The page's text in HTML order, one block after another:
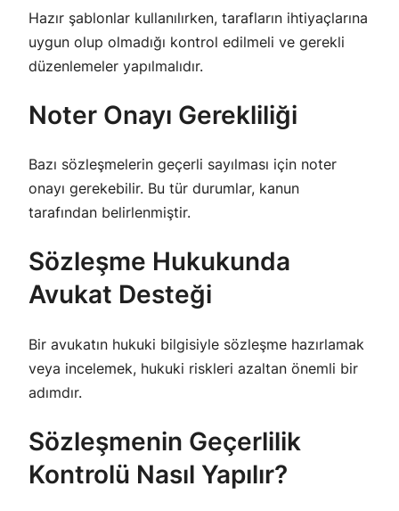
Hazır şablonlar kullanılırken, tarafların ihtiyaçlarına
uygun olup olmadığı kontrol edilmeli ve gerekli
düzenlemeler yapılmalıdır.
Noter Onayı Gerekliliği
Bazı sözleşmelerin geçerli sayılması için noter
onayı gerekebilir. Bu tür durumlar, kanun
tarafından belirlenmiştir.
Sözleşme Hukukunda
Avukat Desteği
Bir avukatın hukuki bilgisiyle sözleşme hazırlamak
veya incelemek, hukuki riskleri azaltan önemli bir
adımdır.
Sözleşmenin Geçerlilik
Kontrolü Nasıl Yapılır?